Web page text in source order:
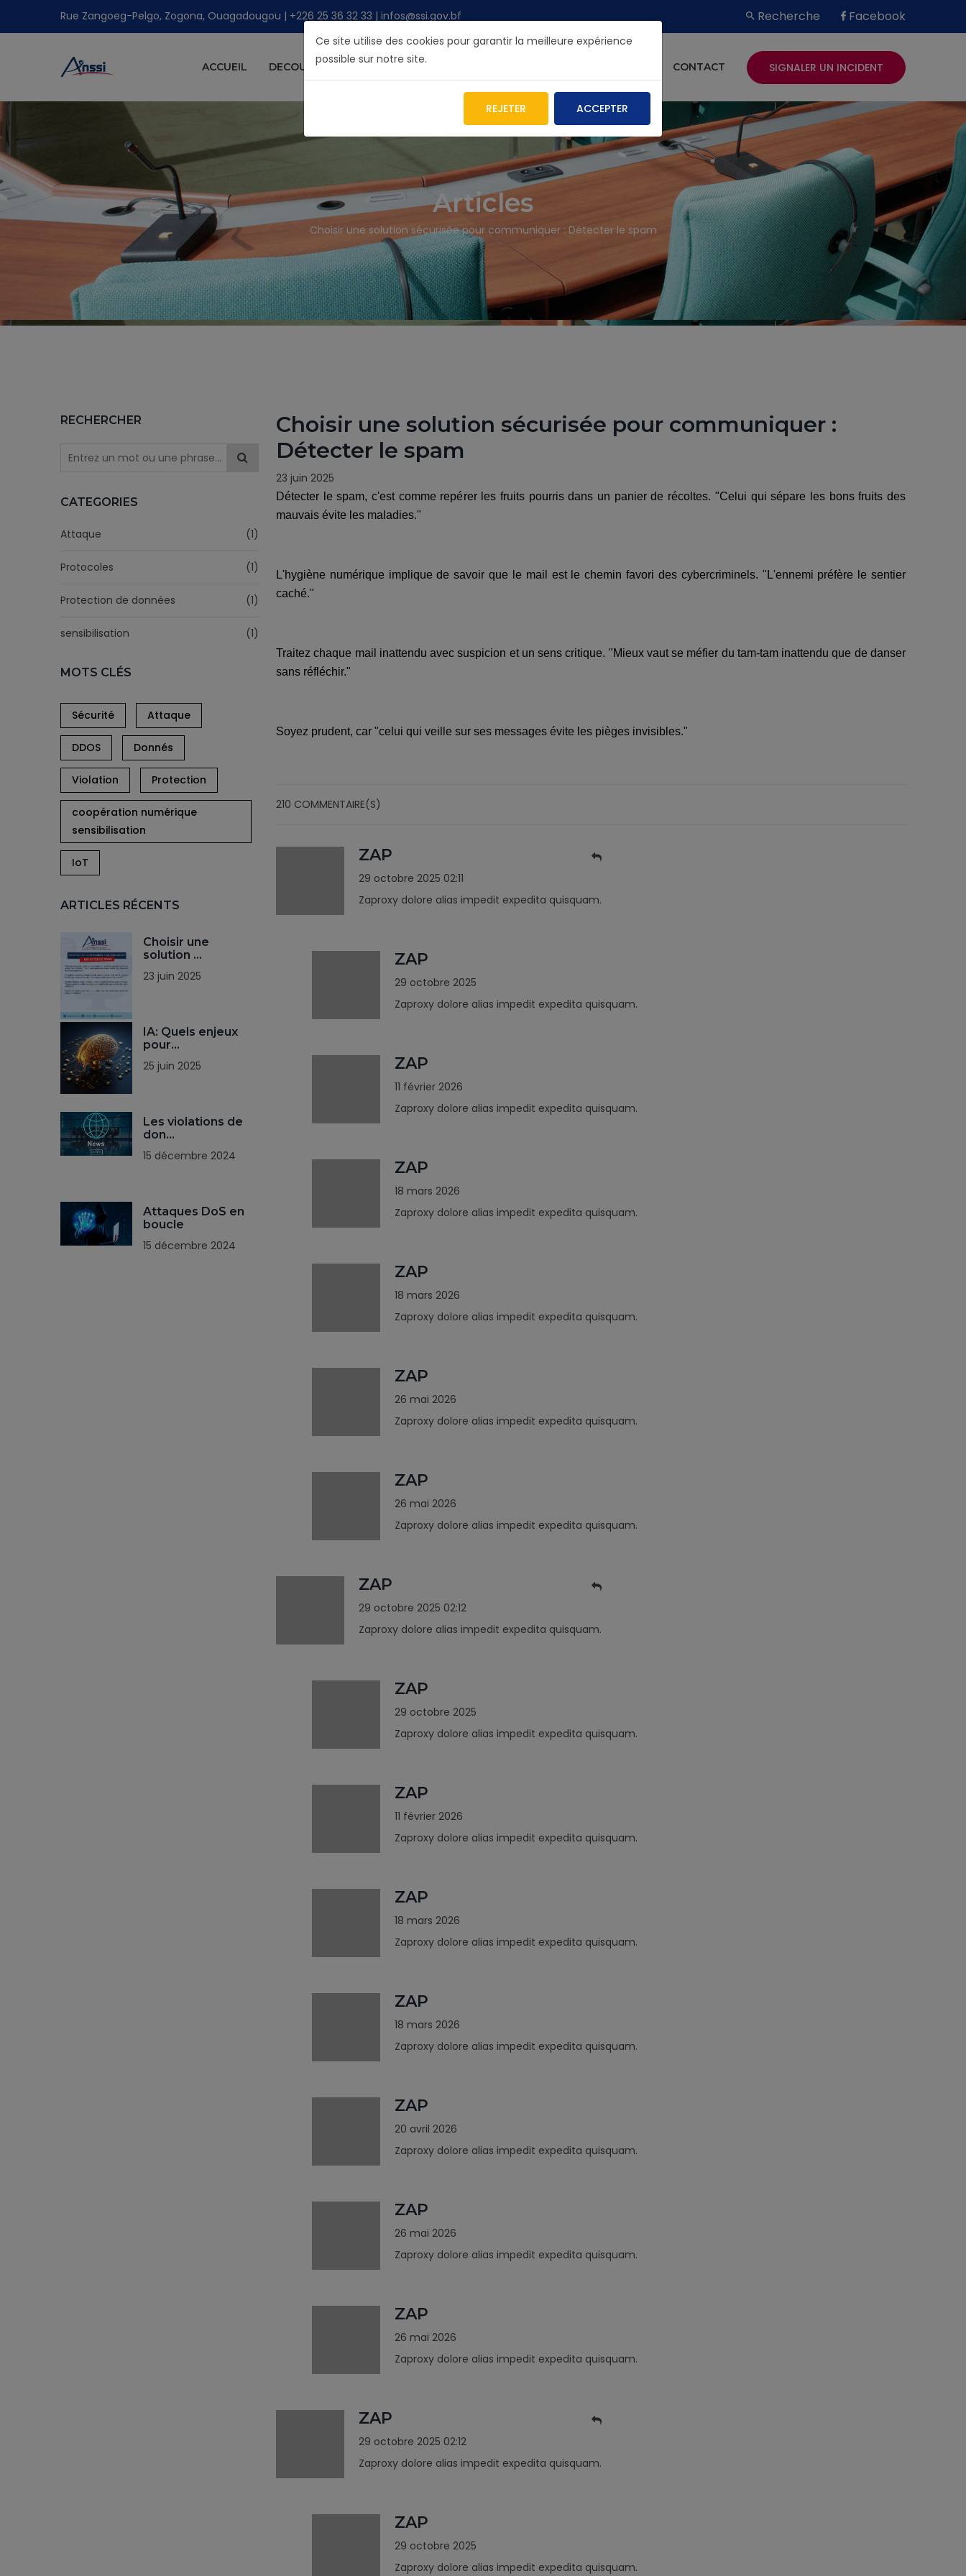
Rue Zangoeg-Pelgo, Zogona, Ouagadougou | +226 25 36 32 33 | infos@ssi.gov.bf Recherche Facebook
ACCUEIL DECOUVRIR L'ANSSI NOS SERVICES CONTACT SIGNALER UN INCIDENT
Articles
Choisir une solution sécurisée pour communiquer : Détecter le spam
RECHERCHER
CATEGORIES
Attaque (1)
Protocoles (1)
Protection de données (1)
sensibilisation (1)
MOTS CLÉS
Sécurité Attaque
DDOS Donnés
Violation Protection
coopération numérique
sensibilisation
IoT
ARTICLES RÉCENTS
Choisir une
solution …
23 juin 2025
IA: Quels enjeux
pour…
25 juin 2025
Les violations de
don…
15 décembre 2024
Attaques DoS en
boucle
15 décembre 2024
Choisir une solution sécurisée pour communiquer :
Détecter le spam
23 juin 2025
Détecter le spam, c'est comme repérer les fruits pourris dans un panier de récoltes. "Celui qui sépare les bons fruits des
mauvais évite les maladies."
L'hygiène numérique implique de savoir que le mail est le chemin favori des cybercriminels. "L'ennemi préfère le sentier
caché."
Traitez chaque mail inattendu avec suspicion et un sens critique. "Mieux vaut se méfier du tam-tam inattendu que de danser
sans réfléchir."
Soyez prudent, car "celui qui veille sur ses messages évite les pièges invisibles."
210 COMMENTAIRE(S)
ZAP
29 octobre 2025 02:11
Zaproxy dolore alias impedit expedita quisquam.
ZAP
29 octobre 2025
Zaproxy dolore alias impedit expedita quisquam.
ZAP
11 février 2026
Zaproxy dolore alias impedit expedita quisquam.
ZAP
18 mars 2026
Zaproxy dolore alias impedit expedita quisquam.
ZAP
18 mars 2026
Zaproxy dolore alias impedit expedita quisquam.
ZAP
26 mai 2026
Zaproxy dolore alias impedit expedita quisquam.
ZAP
26 mai 2026
Zaproxy dolore alias impedit expedita quisquam.
ZAP
29 octobre 2025 02:12
Zaproxy dolore alias impedit expedita quisquam.
ZAP
29 octobre 2025
Zaproxy dolore alias impedit expedita quisquam.
ZAP
11 février 2026
Zaproxy dolore alias impedit expedita quisquam.
ZAP
18 mars 2026
Zaproxy dolore alias impedit expedita quisquam.
ZAP
18 mars 2026
Zaproxy dolore alias impedit expedita quisquam.
ZAP
20 avril 2026
Zaproxy dolore alias impedit expedita quisquam.
ZAP
26 mai 2026
Zaproxy dolore alias impedit expedita quisquam.
ZAP
26 mai 2026
Zaproxy dolore alias impedit expedita quisquam.
ZAP
29 octobre 2025 02:12
Zaproxy dolore alias impedit expedita quisquam.
ZAP
29 octobre 2025
Zaproxy dolore alias impedit expedita quisquam.
Ce site utilise des cookies pour garantir la meilleure expérience
possible sur notre site.
REJETER ACCEPTER